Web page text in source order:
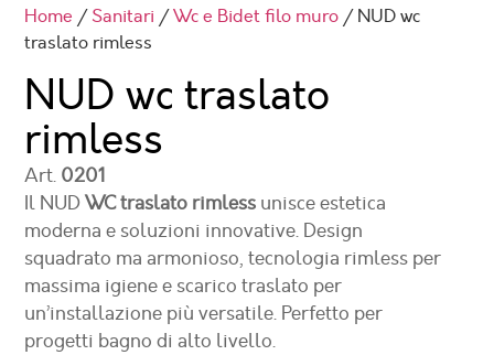
Home /Sanitari /Wc e Bidet filo muro / NUD wc
traslato rimless
NUD wc traslato
rimless
Art. 0201
Il NUDWC traslato rimless unisce estetica
moderna e soluzioni innovative. Design
squadrato ma armonioso, tecnologia rimless per
massima igiene e scarico traslato per
un’installazione più versatile. Perfetto per
progetti bagno di alto livello.